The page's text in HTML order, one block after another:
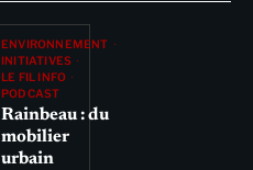
ENVIRONNEMENT
INITIATIVES
LE FIL INFO
PODCAST
Rainbeau : du
mobilier
urbain